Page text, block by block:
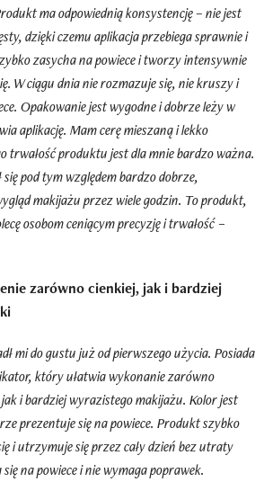
ma odpowiednią konsystencję – nie jest
dzięki czemu aplikacja przebiega sprawnie i
zasycha na powiece i tworzy intensywnie
W ciągu dnia nie rozmazuje się, nie kruszy i
Opakowanie jest wygodne i dobrze leży w
aplikację. Mam cerę mieszaną i lekko
trwałość produktu jest dla mnie bardzo ważna.
pod tym względem bardzo dobrze,
makijażu przez wiele godzin. To produkt,
osobom ceniącym precyzję i trwałość–
zarówno cienkiej, jak i bardziej
mi do gustu już od pierwszego użycia. Posiada
który ułatwia wykonanie zarówno
i bardziej wyrazistego makijażu. Kolor jest
prezentuje się na powiece. Produkt szybko
i utrzymuje się przez cały dzień bez utraty
na powiece i nie wymaga poprawek.